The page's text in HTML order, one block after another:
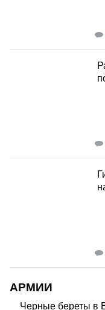
АРМИИ
Черные береты в